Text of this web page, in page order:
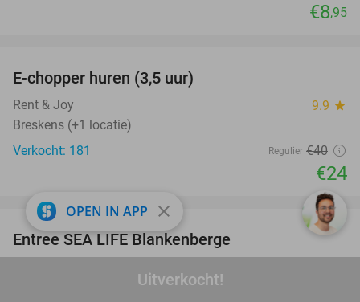
Uitverkocht!
€8,95
E-chopper huren (3,5 uur)
Rent & Joy 9.9 star
Breskens (+1 locatie)
Verkocht: 181
Regulier €40
€24
20%
favorite_border
Entree SEA LIFE Blankenberge
OPEN IN APP close